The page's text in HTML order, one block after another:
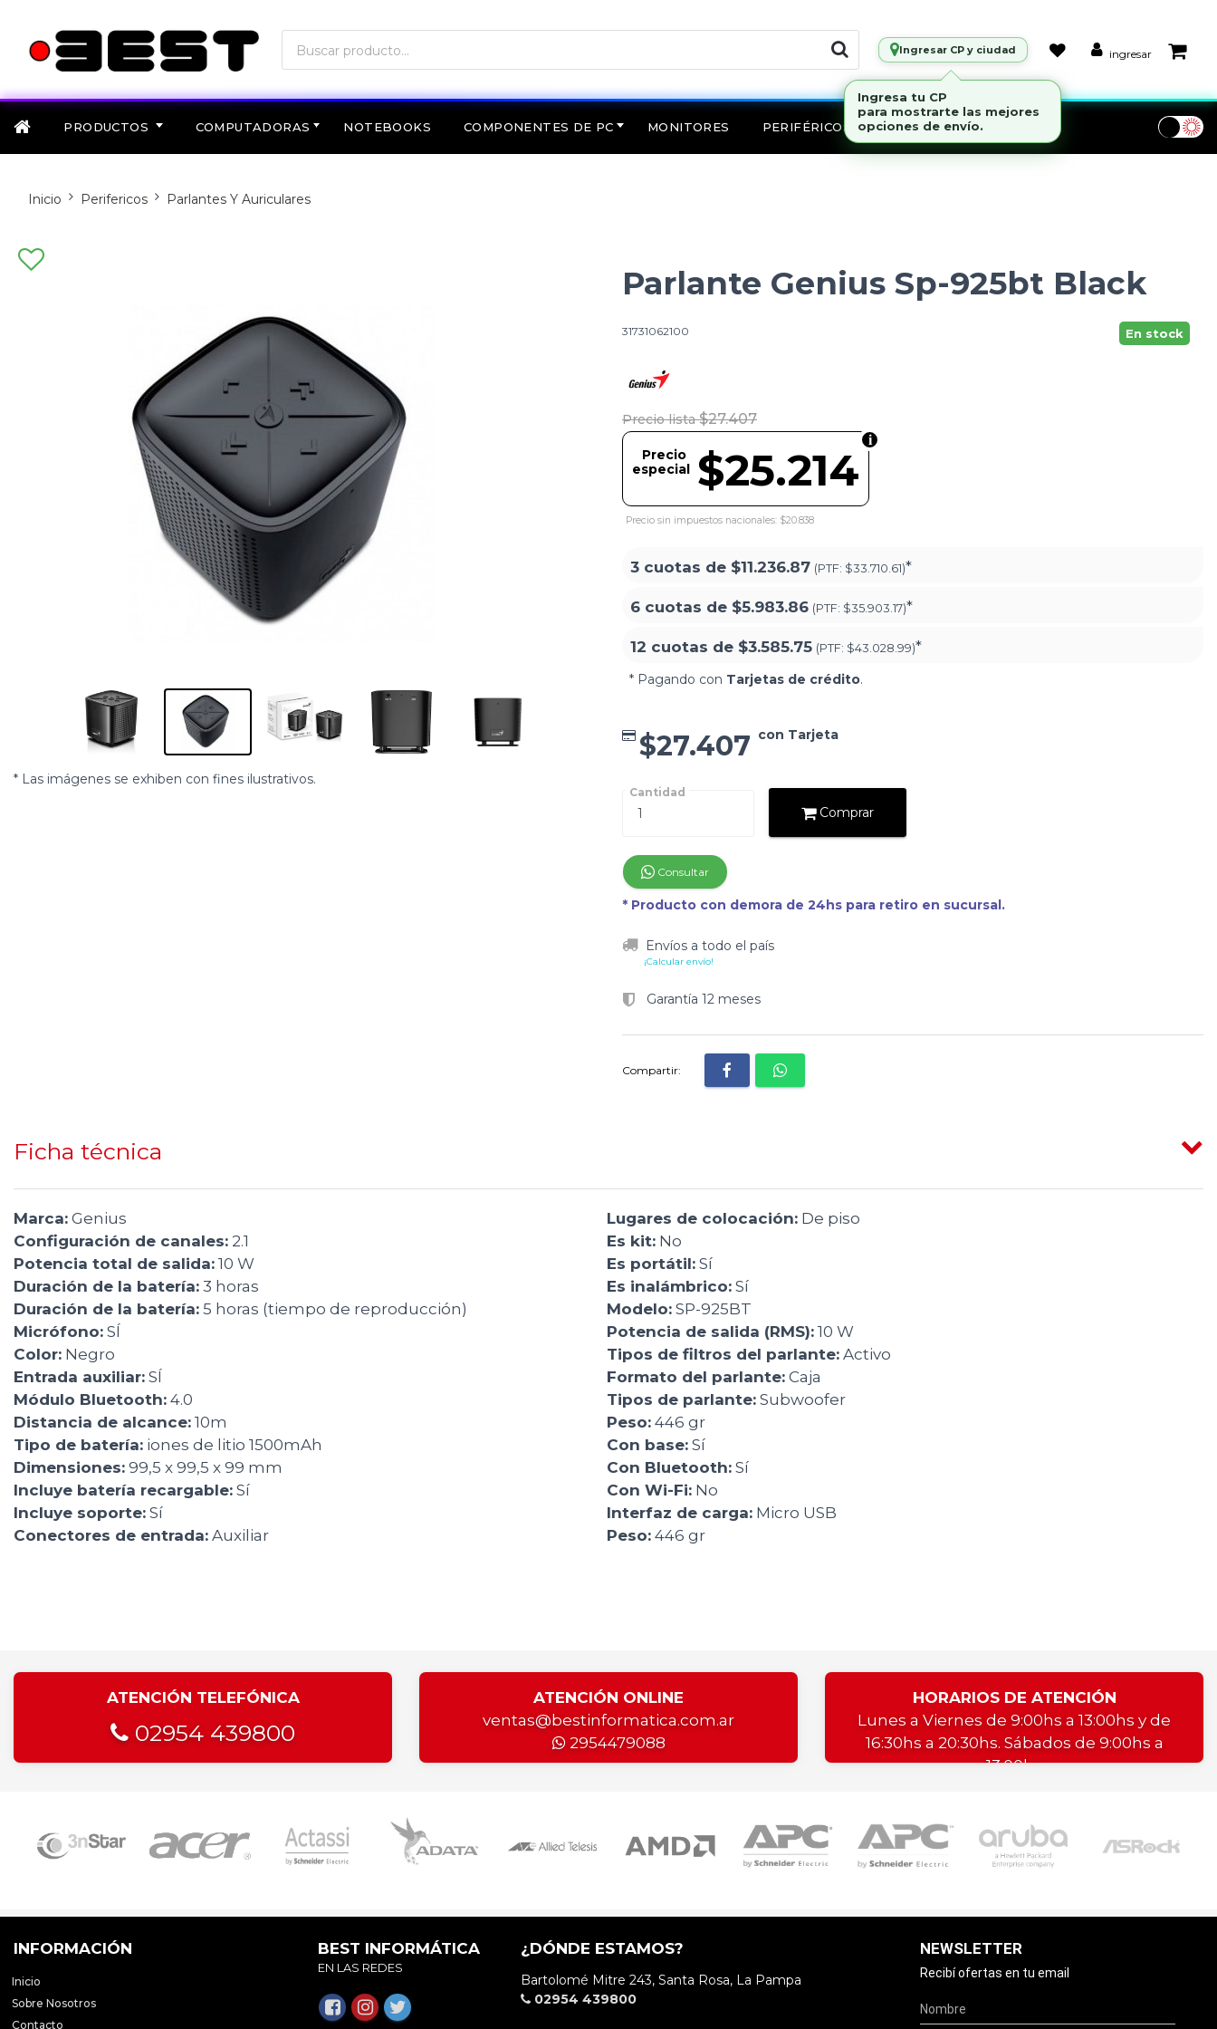
Ingresar CP y ciudad ingresar
PRODUCTOS COMPUTADORAS NOTEBOOKS COMPONENTES DE PC MONITORES PERIFÉRICOS Marcas
Inicio Perifericos Parlantes Y Auriculares
* Las imágenes se exhiben con fines ilustrativos.
Parlante Genius Sp-925bt Black
31731062100 En stock
Precio lista $27.407
$25.214
Precio
especial
Precio sin impuestos nacionales: $20.838
3 cuotas de $11.236.87 (PTF: $33.710.61)*
6 cuotas de $5.983.86 (PTF: $35.903.17)*
12 cuotas de $3.585.75 (PTF: $43.028.99)*
* Pagando con Tarjetas de crédito.
$27.407 con Tarjeta
Cantidad
Comprar
Consultar
* Producto con demora de 24hs para retiro en sucursal.
Envíos a todo el país
¡Calcular envío!
Garantía 12 meses
Compartir:
Ficha técnica
Marca: Genius
Configuración de canales: 2.1
Potencia total de salida: 10 W
Duración de la batería: 3 horas
Duración de la batería: 5 horas (tiempo de reproducción)
Micrófono: SÍ
Color: Negro
Entrada auxiliar: SÍ
Módulo Bluetooth: 4.0
Distancia de alcance: 10m
Tipo de batería: iones de litio 1500mAh
Dimensiones: 99,5 x 99,5 x 99 mm
Incluye batería recargable: Sí
Incluye soporte: Sí
Conectores de entrada: Auxiliar
Lugares de colocación:De piso
Es kit:No
Es portátil:Sí
Es inalámbrico:Sí
Modelo:SP-925BT
Potencia de salida (RMS):10 W
Tipos de filtros del parlante:Activo
Formato del parlante:Caja
Tipos de parlante:Subwoofer
Peso:446 gr
Con base:Sí
Con Bluetooth:Sí
Con Wi-Fi:No
Interfaz de carga:Micro USB
Peso:446 gr
ATENCIÓN TELEFÓNICA
02954 439800
ATENCIÓN ONLINE
ventas@bestinformatica.com.ar
2954479088
HORARIOS DE ATENCIÓN
Lunes a Viernes de 9:00hs a 13:00hs y de
16:30hs a 20:30hs. Sábados de 9:00hs a
13:00hs
INFORMACIÓN
Inicio
Sobre Nosotros
Contacto
BEST INFORMÁTICA
EN LAS REDES
¿DÓNDE ESTAMOS?
Bartolomé Mitre 243, Santa Rosa, La Pampa
02954 439800
NEWSLETTER
Recibí ofertas en tu email